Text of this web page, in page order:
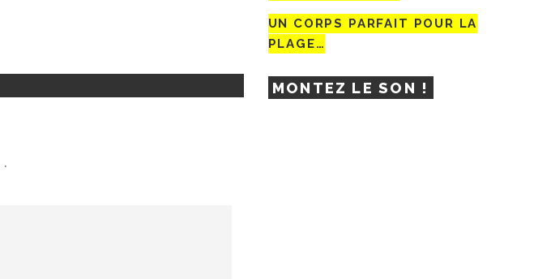
*
UN CORPS PARFAIT POUR LA
PLAGE…
MONTEZ LE SON !